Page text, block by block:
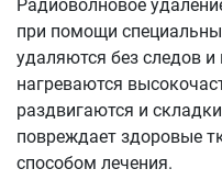
Радиоволновое
при помощи
удаляются без следов
нагреваются
раздвигаются и
повреждает здоровые
способом лечения.